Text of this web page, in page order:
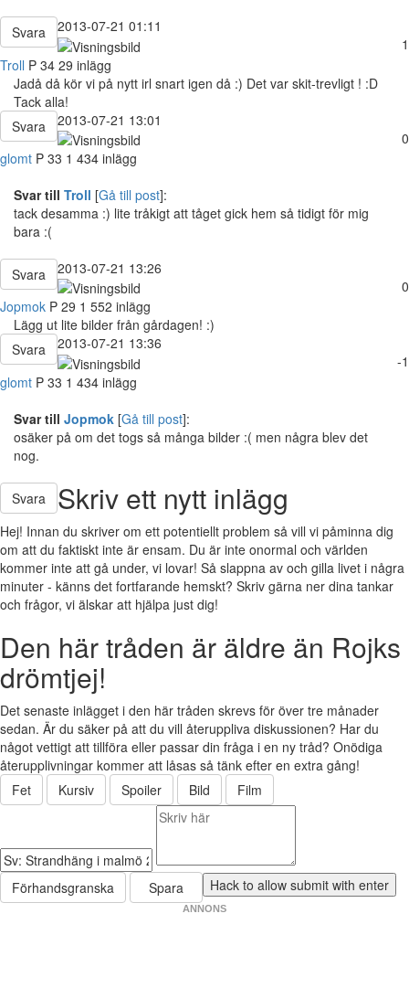
Svara
2013-07-21 01:11
1
Troll P 34 29 inlägg
Jadå då kör vi på nytt irl snart igen då :) Det var skit-trevligt ! :D
Tack alla!
Svara
2013-07-21 13:01
0
glomt P 33 1 434 inlägg
Svar till Troll [Gå till post]:
tack desamma :) lite tråkigt att tåget gick hem så tidigt för mig
bara :(
Svara
2013-07-21 13:26
0
Jopmok P 29 1 552 inlägg
Lägg ut lite bilder från gårdagen! :)
Svara
2013-07-21 13:36
-1
glomt P 33 1 434 inlägg
Svar till Jopmok [Gå till post]:
osäker på om det togs så många bilder :( men några blev det
nog.
Svara Skriv ett nytt inlägg
Hej! Innan du skriver om ett potentiellt problem så vill vi påminna dig
om att du faktiskt inte är ensam. Du är inte onormal och världen
kommer inte att gå under, vi lovar! Så slappna av och gilla livet i några
minuter - känns det fortfarande hemskt? Skriv gärna ner dina tankar
och frågor, vi älskar att hjälpa just dig!
Den här tråden är äldre än Rojks
drömtjej!
Det senaste inlägget i den här tråden skrevs för över tre månader
sedan. Är du säker på att du vill återuppliva diskussionen? Har du
något vettigt att tillföra eller passar din fråga i en ny tråd? Onödiga
återupplivningar kommer att låsas så tänk efter en extra gång!
Fet
Kursiv Spoiler Bild Film
Förhandsgranska Spara
ANNONS